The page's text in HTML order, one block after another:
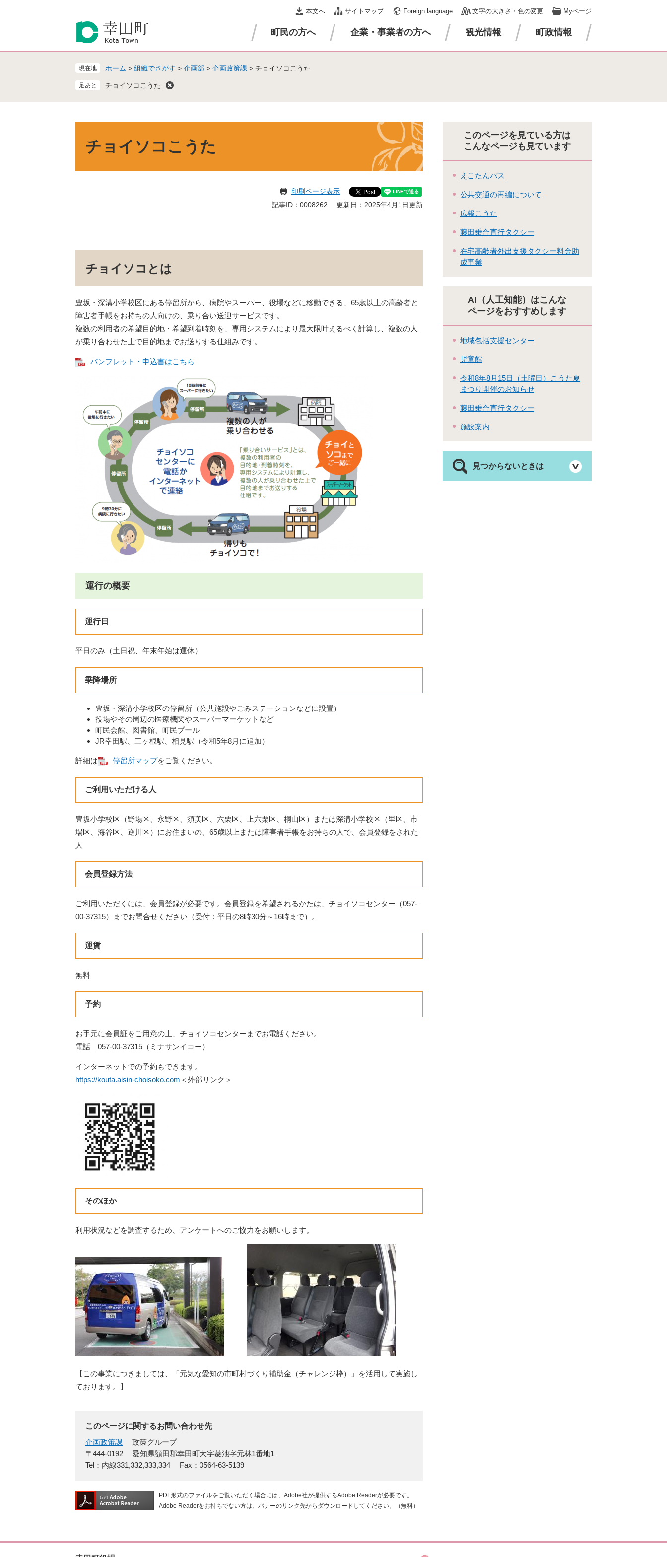
先
を
本
本文へ サイトマップ Foreign language 文字の大きさ・色の変更 Myページ
町民の方へ 企業・事業者の方へ 観光情報 町政情報
現在地 ホーム > 組織でさがす > 企画部 > 企画政策課 > チョイソコこうた
チョイソコこうた
チョイソコこうた
印刷ページ表示
記事ID：0008262
更新日：2025年4月1日更新
チョイソコとは
豊坂・深溝小学校区にある停留所から、病院やスーパー、役場などに移動できる、65歳以上の高齢者と
障害者手帳をお持ちの人向けの、乗り合い送迎サービスです。
複数の利用者の希望目的地・希望到着時刻を、専用システムにより最大限叶えるべく計算し、複数の人
が乗り合わせた上で目的地までお送りする仕組みです。
パンフレット・申込書はこちら
運行の概要
運行日
平日のみ（土日祝、年末年始は運休）
乗降場所
豊坂・深溝小学校区の停留所（公共施設やごみステーションなどに設置）
役場やその周辺の医療機関やスーパーマーケットなど
町民会館、図書館、町民プール
JR幸田駅、三ヶ根駅、相見駅（令和5年8月に追加）
詳細は 停留所マップをご覧ください。
ご利用いただける人
豊坂小学校区（野場区、永野区、須美区、六栗区、上六栗区、桐山区）または深溝小学校区（里区、市
場区、海谷区、逆川区）にお住まいの、65歳以上または障害者手帳をお持ちの人で、会員登録をされた
人
会員登録方法
ご利用いただくには、会員登録が必要です。会員登録を希望されるかたは、チョイソコセンター（057-
00-37315）までお問合せください（受付：平日の8時30分～16時まで）。
運賃
無料
予約
お手元に会員証をご用意の上、チョイソコセンターまでお電話ください。
電話 057-00-37315（ミナサンイコー）
インターネットでの予約もできます。
https://kouta.aisin-choisoko.com ＜外部リンク＞
そのほか
利用状況などを調査するため、アンケートへのご協力をお願いします。
【この事業につきましては、「元気な愛知の市町村づくり補助金（チャレンジ枠）」を活用して実施し
ております。】
このページに関するお問い合わせ先
企画政策課
政策グループ
〒444-0192
愛知県額田郡幸田町大字菱池字元林1番地1
Tel：内線331,332,333,334
Fax：0564-63-5139
PDF形式のファイルをご覧いただく場合には、Adobe社が提供するAdobe Readerが必要です。
Adobe Readerをお持ちでない方は、バナーのリンク先からダウンロードしてください。（無料）
このページを見ている方は
こんなページも見ています
えこたんバス
公共交通の再編について
広報こうた
藤田乗合直行タクシー
在宅高齢者外出支援タクシー料金助
成事業
AI（人工知能）はこんな
ページをおすすめします
地域包括支援センター
児童館
令和8年8月15日（土曜日）こうた夏
まつり開催のお知らせ
藤田乗合直行タクシー
施設案内
見つからないときは